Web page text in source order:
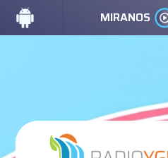
MIRANOS